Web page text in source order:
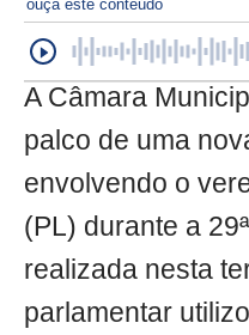
ouça este conteúdo
A Câmara
palco de uma
envolvendo o
(PL) durante a
realizada nesta
parlamentar